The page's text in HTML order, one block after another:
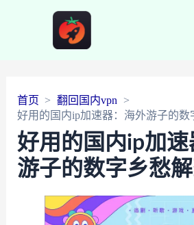
首页
翻回国内vpn
好用的国内ip加速器：海外游子的数
好用的国内ip加
游子的数字乡愁